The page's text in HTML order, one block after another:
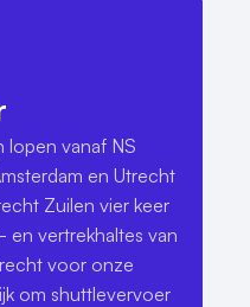
lopen vanaf NS
en Utrecht
Zuilen vier keer
en vertrekhaltes van
voor onze
om shuttlevervoer